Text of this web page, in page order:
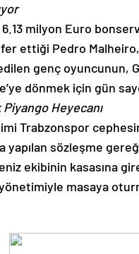
milyon Euro
ettiği Pedro Malheiro,
genç oyuncunun,
dönmek için gün
Heyecanı
Trabzonspor
yapılan sözleşme
ekibinin kasasına
masaya